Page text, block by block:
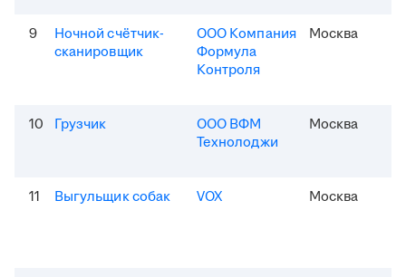
9
Ночной счётчик-
сканировщик
ООО Компания
Формула
Контроля
Москва
10 Грузчик
ООО ВФМ
Технолоджи
Москва
11 Выгульщик собак VOX Москва